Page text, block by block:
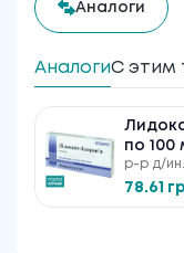
Аналоги
АналогиС этим
Лидокаин
по 100
р-р д/
78.61